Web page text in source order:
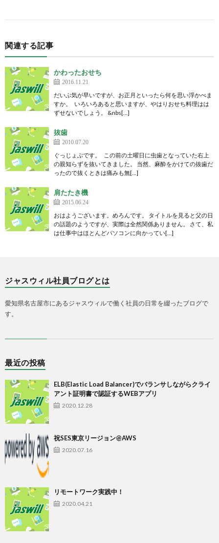
関連する記事
かわったおせち
2016.11.21
だいぶ気が早いですが、お正月といったら何を思い浮かべま
すか。 いろいろあると思いますが、やはりおせち料理はは
ずせないでしょう。 &nbs[…]
抜歯
2010.07.20
ぐっじょぶです。 この前の土曜日に虫歯となっていた右上
の親知らずを抜いてきました。 当然、麻酔をかけての抜歯だ
ったので抜くときは痛みも無[…]
肩たたき機
2015.06.24
おはようございます。めろんです。 タイトルを見ると父の日
の話題のようですが、実際は全然関係ありません。 さて、私
は仕事中はほとんどパソコンに向かってい[…]
ジャスウィル社員ブログとは
愛知県名古屋市にあるジャスウィルで働く社員の日常を綴ったブログで
す。
最近の投稿
ELB(Elastic Load Balancer)でバランサしながらクライ
アント証明書で認証するWEBアプリ
2020.12.28
祝SES東京リージョン@AWS
2020.07.16
リモートワーク実践中！
2020.04.21